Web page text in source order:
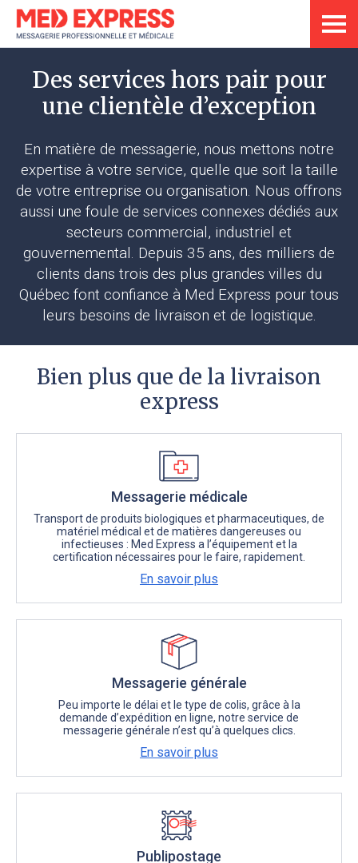
Des services hors pair pour
une clientèle d’exception
En matière de messagerie, nous mettons notre
expertise à votre service, quelle que soit la taille
de votre entreprise ou organisation. Nous offrons
aussi une foule de services connexes dédiés aux
secteurs commercial, industriel et
gouvernemental. Depuis 35 ans, des milliers de
clients dans trois des plus grandes villes du
Québec font confiance à Med Express pour tous
leurs besoins de livraison et de logistique.
Bien plus que de la livraison
express
Messagerie médicale
Transport de produits biologiques et pharmaceutiques, de
matériel médical et de matières dangereuses ou
infectieuses : Med Express a l’équipement et la
certification nécessaires pour le faire, rapidement.
En savoir plus
Messagerie générale
Peu importe le délai et le type de colis, grâce à la
demande d’expédition en ligne, notre service de
messagerie générale n’est qu’à quelques clics.
En savoir plus
Publipostage